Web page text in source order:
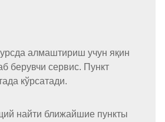
алмаштириш учун яқин
берувчи сервис. Пункт
кўрсатади.
найти ближайшие пункты